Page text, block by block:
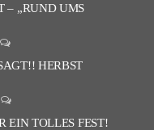
– „RUND UMS
HERBST
EIN TOLLES FEST!